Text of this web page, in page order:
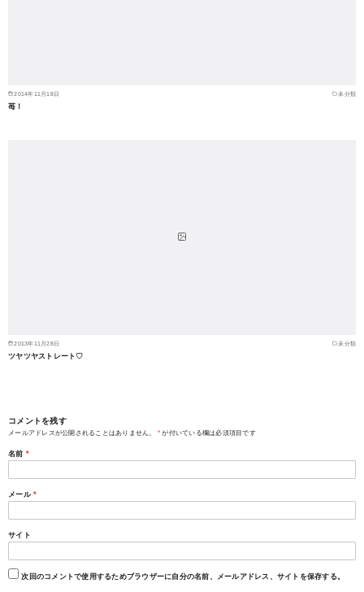
2014年11月18日 未分類
苺！
2013年11月28日 未分類
ツヤツヤストレート♡
コメントを残す
メールアドレスが公開されることはありません。 * が付いている欄は必須項目です
名前 *
メール *
サイト
次回のコメントで使用するためブラウザーに自分の名前、メールアドレス、サイトを保存する。